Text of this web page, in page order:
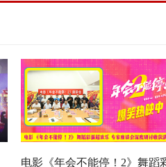
电影《年会不能停！2》舞蹈